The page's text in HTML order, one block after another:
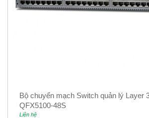
Bộ chuyển mạch Switch quản lý Layer
QFX5100-48S
Liên hệ